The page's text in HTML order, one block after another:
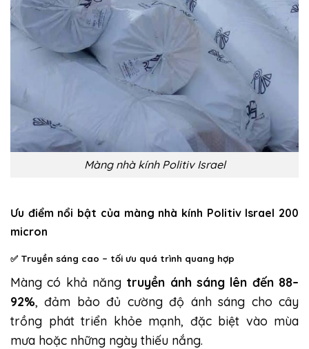
Màng nhà kính Politiv Israel
Ưu điểm nổi bật của màng nhà kính Politiv Israel 200
micron
✅ Truyền sáng cao – tối ưu quá trình quang hợp
Màng có khả năng truyền ánh sáng lên đến 88–
92%, đảm bảo đủ cường độ ánh sáng cho cây
trồng phát triển khỏe mạnh, đặc biệt vào mùa
mưa hoặc những ngày thiếu nắng.